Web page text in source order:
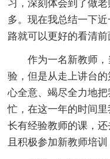
习，深刻体会到了做
多。现在我总结一下
路就可以更好的看清前
作为一名新教师
验，但是从走上讲台
心全意、竭尽全力地
忙，在这一年的时间
长有经验教师的课，
且积极参加新教师培